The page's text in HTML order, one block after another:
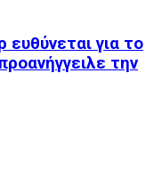
για το
την